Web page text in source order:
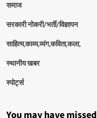
समाज
सरकारी नोकरी/भर्ती/विज्ञापन
साहित्य,काव्य,व्यंग,कविता,कला,
स्थानीय खबर
स्पोर्ट्स
You may have missed